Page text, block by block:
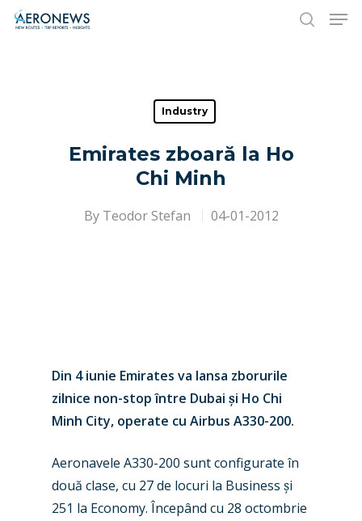
Hit enter to search or ESC to close
Industry
Emirates zboară la Ho
Chi Minh
By Teodor Stefan 04-01-2012
Din 4 iunie Emirates va lansa zborurile
zilnice non-stopîntre Dubai și Ho Chi
Minh City, operate cu Airbus A330-200.
Aeronavele A330-200 sunt configurate în
două clase, cu 27 de locuri la Business și
251 la Economy. Începând cu 28 octombrie